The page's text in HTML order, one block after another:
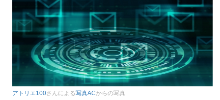
アトリエ100さんによる写真ACからの写真